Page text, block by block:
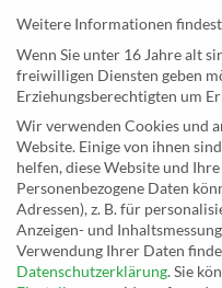
KONTAKT
MusicEggert
Inh. Rolf Eggert
Paulstraße 2a
19249 Lübtheen
Telefon: +493885551353
Weitere Informationen
Wenn Sie unter 16 Jahre alt
freiwilligen Diensten geben
Erziehungsberechtigten um
Wir verwenden Cookies und
Website. Einige von ihnen
helfen, diese Website und
Personenbezogene Daten
Adressen), z. B. für
Anzeigen- und
Verwendung Ihrer Daten
Datenschutzerklärung.Sie